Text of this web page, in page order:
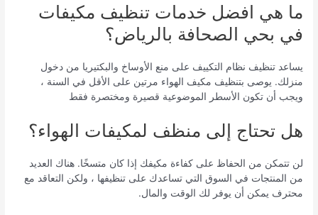
ما هي افضل خدمات تنظيف مكيفات
في بحي الصحافة بالرياض؟
يساعد تنظيف نظام التكييف على منع الأوساخ والبكتيريا من دخول
منزلك. يوصى بتنظيف مكيف الهواء مرتين على الأقل في السنة ،
ويجب أن تكون الأسطر الموضوعية قصيرة ومختصرة فقط
هل تحتاج إلى منظف لمكيفات الهواء؟
لن تتمكن من الحفاظ على كفاءة مكيفك إذا كان متسخًا. هناك العديد
من المنتجات في السوق التي تساعدك على تنظيفها ، ولكن التعاقد مع
محترف يمكن أن يوفر لك الوقت والمال.